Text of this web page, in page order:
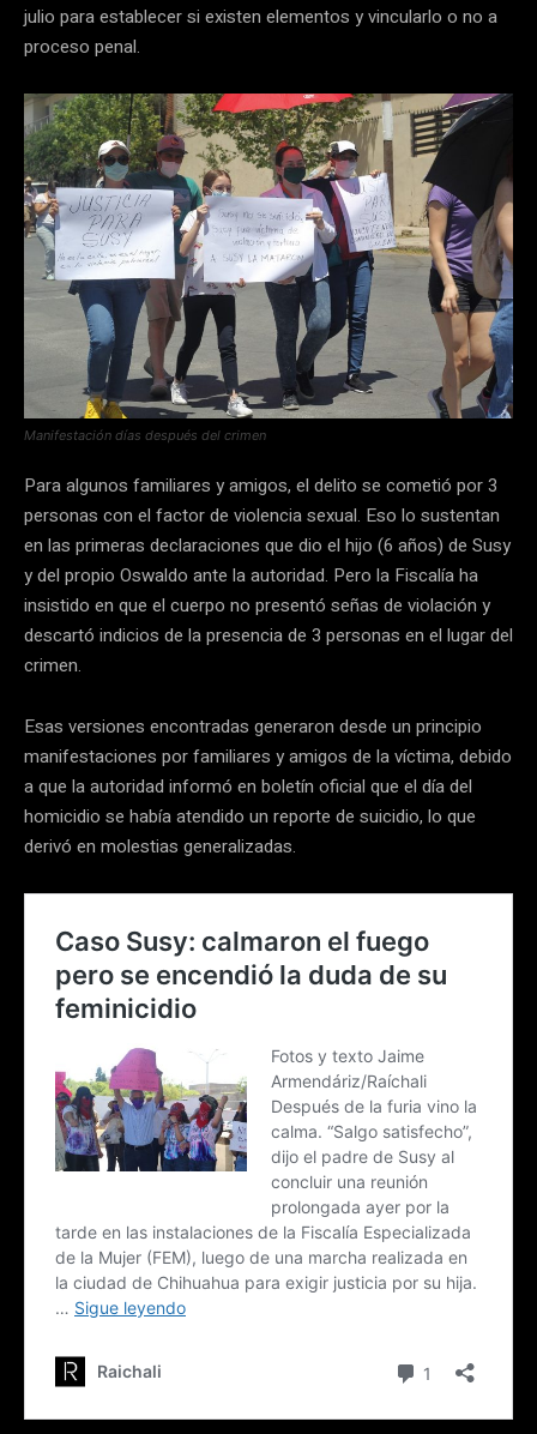
julio para establecer si existen elementos y vincularlo o no a
proceso penal.
Manifestación días después del crimen
Para algunos familiares y amigos, el delito se cometió por 3
personas con el factor de violencia sexual. Eso lo sustentan
en las primeras declaraciones que dio el hijo (6 años) de Susy
y del propio Oswaldo ante la autoridad. Pero la Fiscalía ha
insistido en que el cuerpo no presentó señas de violación y
descartó indicios de la presencia de 3 personas en el lugar del
crimen.
Esas versiones encontradas generaron desde un principio
manifestaciones por familiares y amigos de la víctima, debido
a que la autoridad informó en boletín oficial que el día del
homicidio se había atendido un reporte de suicidio, lo que
derivó en molestias generalizadas.